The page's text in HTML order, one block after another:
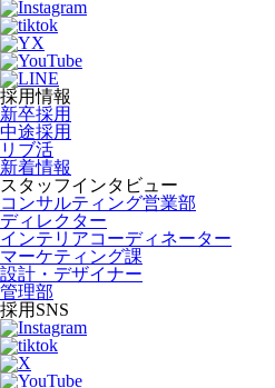
採用情報
新卒採用
中途採用
リブ活
新着情報
スタッフインタビュー
コンサルティング営業部
ディレクター
インテリアコーディネーター
マーケティング課
設計・デザイナー
管理部
採用SNS